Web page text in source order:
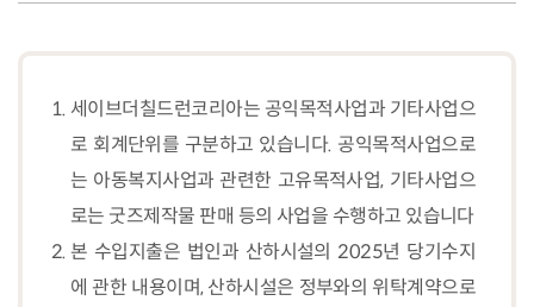
세이브더칠드런코리아는 공익목적사업과 기타사업으
로 회계단위를 구분하고 있습니다. 공익목적사업으로
는 아동복지사업과 관련한 고유목적사업, 기타사업으
로는 굿즈제작물 판매 등의 사업을 수행하고 있습니다
본 수입지출은 법인과 산하시설의 2025년 당기수지
에 관한 내용이며, 산하시설은 정부와의 위탁계약으로